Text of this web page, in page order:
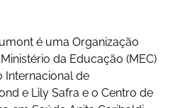
é uma Organização
da Educação (MEC)
Internacional de
e Lily Safra e o Centro de